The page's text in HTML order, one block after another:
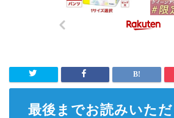
最後までお読みいた